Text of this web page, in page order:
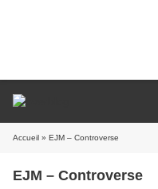
Accueil » EJM – Controverse
EJM – Controverse